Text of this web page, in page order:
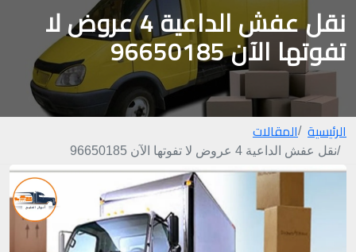
نقل عفش الداعية 4 عروض لا
تفوتها الآن 96650185
الرئيسية المقالات
نقل عفش الداعية 4 عروض لا تفوتها الآن 96650185